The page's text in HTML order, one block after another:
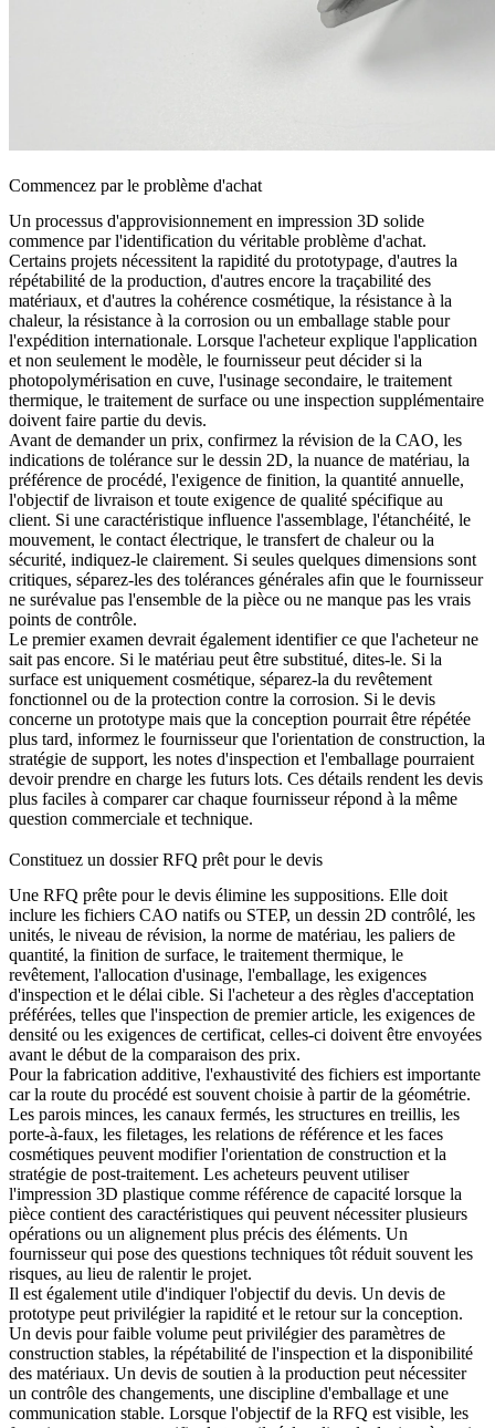
Commencez par le problème d'achat
Un processus d'approvisionnement en impression 3D solide
commence par l'identification du véritable problème d'achat.
Certains projets nécessitent la rapidité du prototypage, d'autres la
répétabilité de la production, d'autres encore la traçabilité des
matériaux, et d'autres la cohérence cosmétique, la résistance à la
chaleur, la résistance à la corrosion ou un emballage stable pour
l'expédition internationale. Lorsque l'acheteur explique l'application
et non seulement le modèle, le fournisseur peut décider si la
photopolymérisation en cuve, l'usinage secondaire, le traitement
thermique, le traitement de surface ou une inspection supplémentaire
doivent faire partie du devis.
Avant de demander un prix, confirmez la révision de la CAO, les
indications de tolérance sur le dessin 2D, la nuance de matériau, la
préférence de procédé, l'exigence de finition, la quantité annuelle,
l'objectif de livraison et toute exigence de qualité spécifique au
client. Si une caractéristique influence l'assemblage, l'étanchéité, le
mouvement, le contact électrique, le transfert de chaleur ou la
sécurité, indiquez-le clairement. Si seules quelques dimensions sont
critiques, séparez-les des tolérances générales afin que le fournisseur
ne surévalue pas l'ensemble de la pièce ou ne manque pas les vrais
points de contrôle.
Le premier examen devrait également identifier ce que l'acheteur ne
sait pas encore. Si le matériau peut être substitué, dites-le. Si la
surface est uniquement cosmétique, séparez-la du revêtement
fonctionnel ou de la protection contre la corrosion. Si le devis
concerne un prototype mais que la conception pourrait être répétée
plus tard, informez le fournisseur que l'orientation de construction, la
stratégie de support, les notes d'inspection et l'emballage pourraient
devoir prendre en charge les futurs lots. Ces détails rendent les devis
plus faciles à comparer car chaque fournisseur répond à la même
question commerciale et technique.
Constituez un dossier RFQ prêt pour le devis
Une RFQ prête pour le devis élimine les suppositions. Elle doit
inclure les fichiers CAO natifs ou STEP, un dessin 2D contrôlé, les
unités, le niveau de révision, la norme de matériau, les paliers de
quantité, la finition de surface, le traitement thermique, le
revêtement, l'allocation d'usinage, l'emballage, les exigences
d'inspection et le délai cible. Si l'acheteur a des règles d'acceptation
préférées, telles que l'inspection de premier article, les exigences de
densité ou les exigences de certificat, celles-ci doivent être envoyées
avant le début de la comparaison des prix.
Pour la fabrication additive, l'exhaustivité des fichiers est importante
car la route du procédé est souvent choisie à partir de la géométrie.
Les parois minces, les canaux fermés, les structures en treillis, les
porte-à-faux, les filetages, les relations de référence et les faces
cosmétiques peuvent modifier l'orientation de construction et la
stratégie de post-traitement. Les acheteurs peuvent utiliser
l'impression 3D plastique comme référence de capacité lorsque la
pièce contient des caractéristiques qui peuvent nécessiter plusieurs
opérations ou un alignement plus précis des éléments. Un
fournisseur qui pose des questions techniques tôt réduit souvent les
risques, au lieu de ralentir le projet.
Il est également utile d'indiquer l'objectif du devis. Un devis de
prototype peut privilégier la rapidité et le retour sur la conception.
Un devis pour faible volume peut privilégier des paramètres de
construction stables, la répétabilité de l'inspection et la disponibilité
des matériaux. Un devis de soutien à la production peut nécessiter
un contrôle des changements, une discipline d'emballage et une
communication stable. Lorsque l'objectif de la RFQ est visible, les